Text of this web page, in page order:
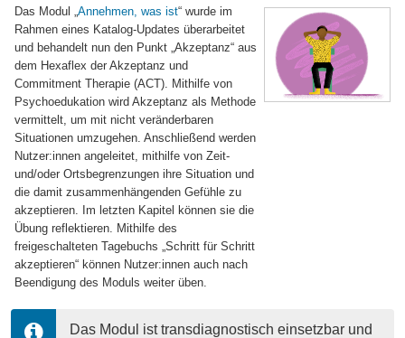
Das Modul „Annehmen, was ist“ wurde im
Rahmen eines Katalog-Updates überarbeitet
und behandelt nun den Punkt „Akzeptanz“ aus
dem Hexaflex der Akzeptanz und
Commitment Therapie (ACT). Mithilfe von
Psychoedukation wird Akzeptanz als Methode
vermittelt, um mit nicht veränderbaren
Situationen umzugehen. Anschließend werden
Nutzer:innen angeleitet, mithilfe von Zeit-
und/oder Ortsbegrenzungen ihre Situation und
die damit zusammenhängenden Gefühle zu
akzeptieren. Im letzten Kapitel können sie die
Übung reflektieren. Mithilfe des
freigeschalteten Tagebuchs „Schritt für Schritt
akzeptieren“ können Nutzer:innen auch nach
Beendigung des Moduls weiter üben.
Das Modul ist transdiagnostisch einsetzbar und